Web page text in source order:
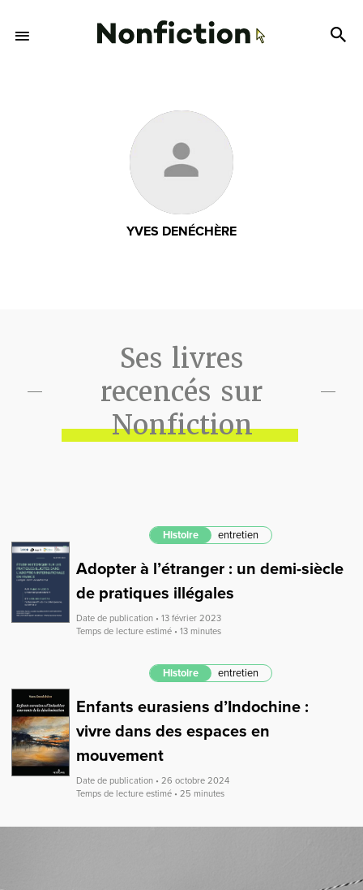
YVES DENÉCHÈRE
Ses livres
recencés sur
Nonfiction
Histoire entretien
Adopter à l’étranger : un demi-siècle
de pratiques illégales
Date de publication • 13 février 2023
Temps de lecture estimé • 13 minutes
Histoire entretien
Enfants eurasiens d’Indochine :
vivre dans des espaces en
mouvement
Date de publication • 26 octobre 2024
Temps de lecture estimé • 25 minutes